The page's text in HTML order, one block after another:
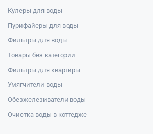
Кулеры для воды
Пурифайеры для воды
Фильтры для воды
Товары без категории
Фильтры для квартиры
Умягчители воды
Обезжелезиватели воды
Очистка воды в коттедже